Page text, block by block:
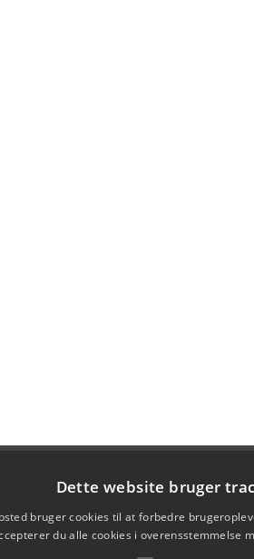
Dette website bruger
bruger cookies til at forbedre
du alle cookies i overensstemmelse